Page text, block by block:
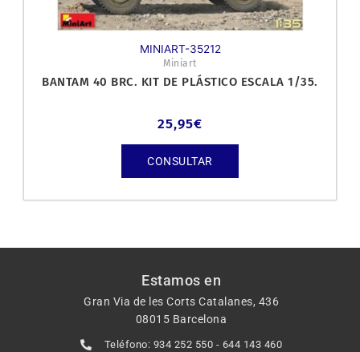
MINIART-35212
Miniart
BANTAM 40 BRC. KIT DE PLÁSTICO ESCALA 1/35.
25,95€
CONSULTAR
Estamos en
Gran Via de les Corts Catalanes, 436
08015 Barcelona
Teléfono: 934 252 550 - 644 143 460